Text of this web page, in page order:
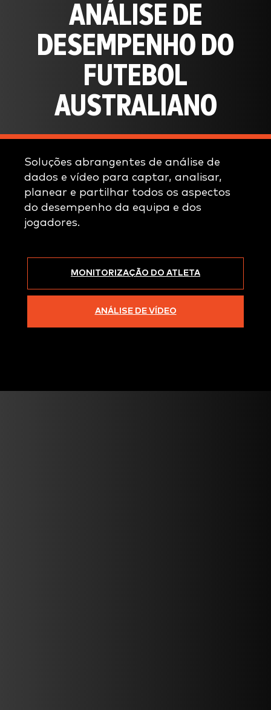
ANÁLISE DE
DESEMPENHO DO
FUTEBOL
AUSTRALIANO
Soluções abrangentes de análise de
dados e vídeo para captar, analisar,
planear e partilhar todos os aspectos
do desempenho da equipa e dos
jogadores.
MONITORIZAÇÃO DO ATLETA
ANÁLISE DE VÍDEO